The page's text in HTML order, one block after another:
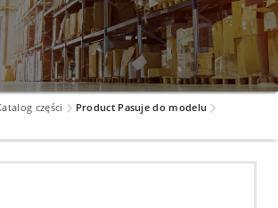
części
Product Pasuje do modelu